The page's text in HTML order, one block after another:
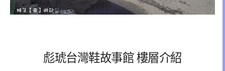
彪琥台灣鞋故事館 樓層介紹